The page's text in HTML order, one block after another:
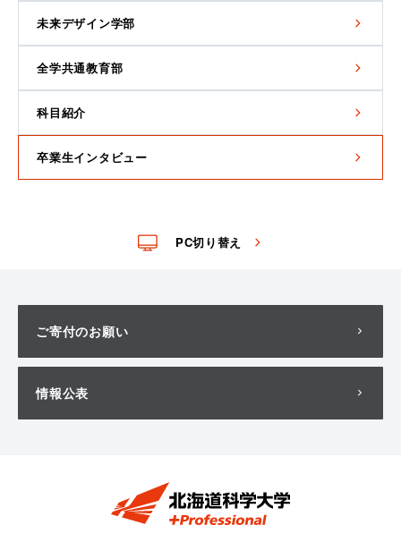
未来デザイン学部
全学共通教育部
科目紹介
卒業生インタビュー
PC切り替え
ご寄付のお願い
情報公表